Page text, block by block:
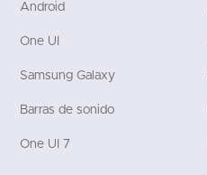
Android
One UI
Samsung Galaxy
Barras de sonido
One UI 7